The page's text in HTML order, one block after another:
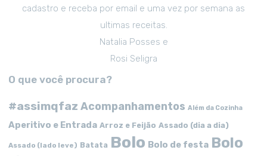
cadastro e receba por email e uma vez por semana as
ultimas receitas.
Natalia Posses e
Rosi Seligra
O que você procura?
#assimqfaz Acompanhamentos Além da Cozinha
Aperitivo e Entrada Arroz e Feijão Assado (dia a dia)
Assado (lado leve) Batata Bolo Bolo de festa Bolo